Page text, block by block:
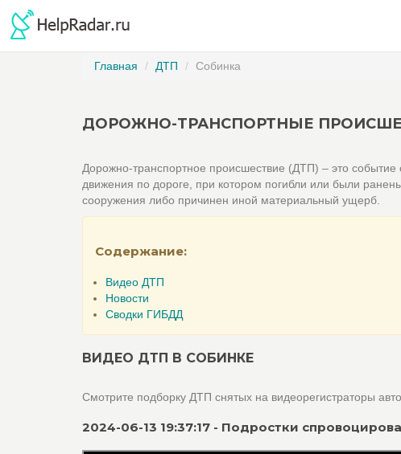
Главная ДТП Собинка
ДОРОЖНО-ТРАНСПОРТНЫЕ
Дорожно-транспортное происшествие (ДТП) – это событие
движения по дороге, при котором погибли или были
сооружения либо причинен иной материальный ущерб.
Содержание:
Видео ДТП
Новости
Сводки ГИБДД
ВИДЕО ДТП В СОБИНКЕ
Смотрите подборку ДТП снятых на видеорегистраторы
2024-06-13 19:37:17 - Подростки